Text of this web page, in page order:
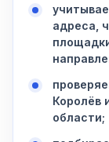
адреса,
Королёв
области;